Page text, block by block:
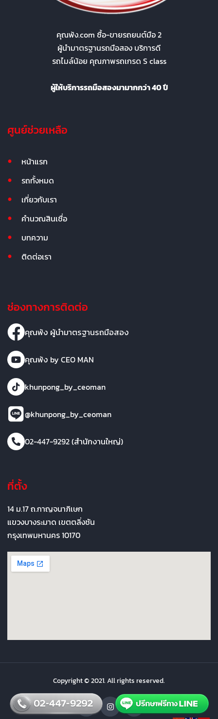
คุณพ้ง.com ซื้อ-ขายรถยนต์มือ 2
ผู้นำมาตรฐานรถมือสอง บริการดี
รถไมล์น้อย คุณภาพรถเกรด S class
ผู้ให้บริการรถมือสองมามากกว่า 40 ปี
ศูนย์ช่วยเหลือ
หน้าแรก
รถทั้งหมด
เกี่ยวกับเรา
คำนวณสินเชื่อ
บทความ
ติดต่อเรา
ช่องทางการติดต่อ
คุณพ้ง ผู้นำมาตรฐานรถมือสอง
คุณพ้ง by CEO MAN
khunpong_by_ceoman
@khunpong_by_ceoman
02-447-9292 (สำนักงานใหญ่)
ที่ตั้ง
14 ม.17 ถ.กาญจนาภิเษก
แขวงบางระมาด เขตตลิ่งชัน
กรุงเทพมหานคร 10170
Copyright © 2021. All rights reserved.